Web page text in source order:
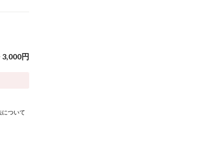
3,000円
について